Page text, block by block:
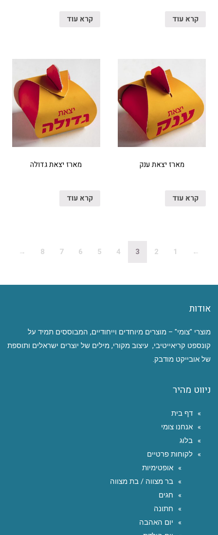
קרא עוד קרא עוד
מארז יצאת ענק
קרא עוד
מארז יצאת גדולה
קרא עוד
←
1
2
3
4
5
6
7
8
→
אודות
מוצרי "צומי" – מוצרים מיוחדים וייחודיים, המבוססים תמיד על
קונספט קריאייטיבי, עיצוב מקורי, מילים של יוצרים ישראלים ותוספת
של אובייקט מודבק.
ניווט מהיר
דף בית
אנחנו צומי
בלוג
לקוחות פרטיים
אופטימיות
בר מצווה / בת מצווה
חגים
חתונה
יום האהבה